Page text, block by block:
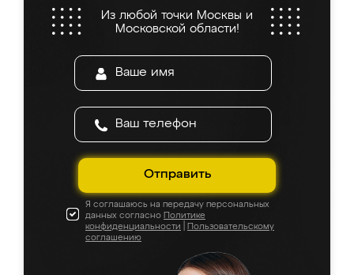
Из любой точки Москвы и
Московской области!
Отправить
Я соглашаюсь на передачу персональных
данных согласно Политике
конфиденциальности
Пользовательскому
соглашению